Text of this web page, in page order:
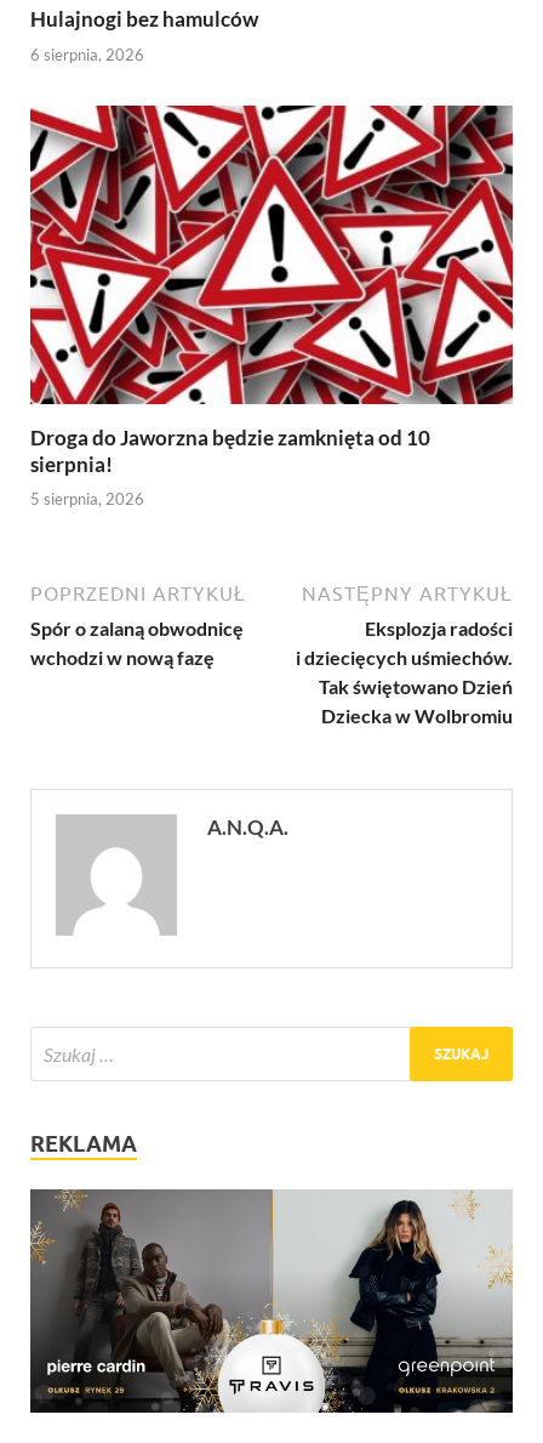
Hulajnogi bez hamulców
6 sierpnia, 2026
Droga do Jaworzna będzie zamknięta od 10
sierpnia!
5 sierpnia, 2026
POPRZEDNI ARTYKUŁ
Spór o zalaną obwodnicę
wchodzi w nową fazę
NASTĘPNY ARTYKUŁ
Eksplozja radości
i dziecięcych uśmiechów.
Tak świętowano Dzień
Dziecka w Wolbromiu
A.N.Q.A.
REKLAMA